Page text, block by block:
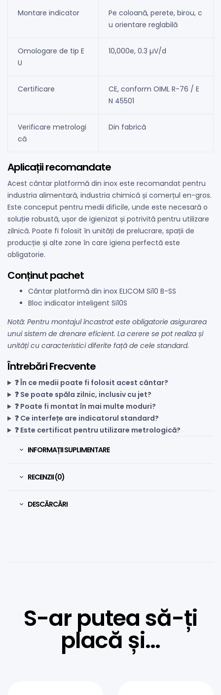
Montare indicator
Pe coloană, perete, birou, c
u orientare reglabilă
Omologare de tip E
U
10,000e, 0.3 µV/d
Certificare
CE, conform OIML R-76 / E
N 45501
Verificare metrologi
că
Din fabrică
Aplicații recomandate
Acest cântar platformă din inox este recomandat pentru
industria alimentară, industria chimică și comerțul en-gros.
Este conceput pentru medii dificile, unde este necesară o
soluție robustă, ușor de igienizat și potrivită pentru utilizare
zilnică. Poate fi folosit în unități de prelucrare, spații de
producție și alte zone în care igiena perfectă este
obligatorie.
Conținut pachet
Cântar platformă din inox ELICOM Si10 B-SS
Bloc indicator inteligent Si10S
Notă: Pentru montajul încastrat este obligatorie asigurarea
unui sistem de drenare eficient. La cerere se pot realiza și
unități cu caracteristici diferite față de cele standard.
Întrebări Frecvente
❓ În ce medii poate fi folosit acest cântar?
❓ Se poate spăla zilnic, inclusiv cu jet?
❓ Poate fi montat în mai multe moduri?
❓ Ce interfețe are indicatorul standard?
❓ Este certificat pentru utilizare metrologică?
INFORMAȚII SUPLIMENTARE
RECENZII (0)
DESCĂRCĂRI
S-ar putea să-ți
placă și…